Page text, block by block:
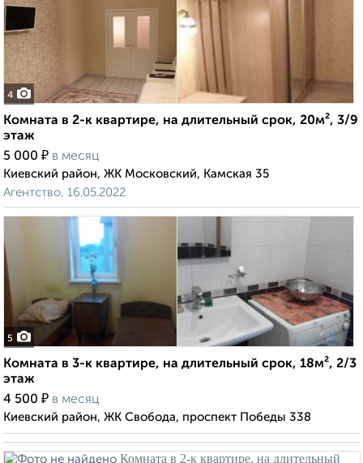
4
Комната в 2-к квартире, на длительный срок, 20м², 3/9
этаж
5 000 ₽ в месяц
Киевский район, ЖК Московский, Камская 35
Агентство, 16.05.2022
5
Комната в 3-к квартире, на длительный срок, 18м², 2/3
этаж
4 500 ₽ в месяц
Киевский район, ЖК Свобода, проспект Победы 338